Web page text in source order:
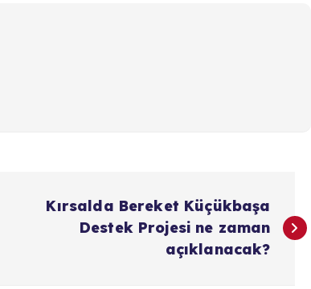
Kırsalda Bereket Küçükbaşa
Destek Projesi ne zaman
açıklanacak?